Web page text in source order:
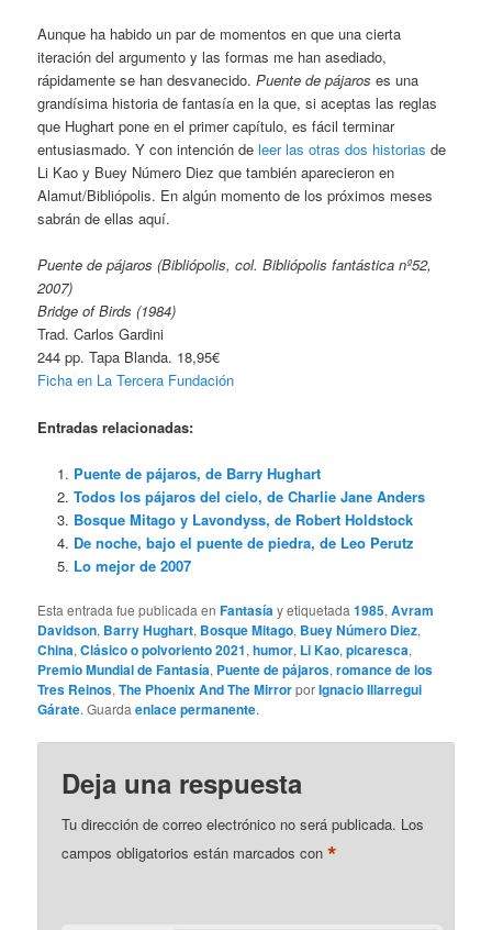
Aunque ha habido un par de momentos en que una cierta
iteración del argumento y las formas me han asediado,
rápidamente se han desvanecido.Puente de pájaros es una
grandísima historia de fantasía en la que, si aceptas las reglas
que Hughart pone en el primer capítulo, es fácil terminar
entusiasmado. Y con intención deleer las otras dos historias de
Li Kao y Buey Número Diez que también aparecieron en
Alamut/Bibliópolis. En algún momento de los próximos meses
sabrán de ellas aquí.
Puente de pájaros (Bibliópolis, col. Bibliópolis fantástica nº52,
2007)
Bridge of Birds (1984)
Trad. Carlos Gardini
244 pp. Tapa Blanda. 18,95€
Ficha en La Tercera Fundación
Entradas relacionadas:
Puente de pájaros, de Barry Hughart
Todos los pájaros del cielo, de Charlie Jane Anders
Bosque Mitago y Lavondyss, de Robert Holdstock
De noche, bajo el puente de piedra, de Leo Perutz
Lo mejor de 2007
Esta entrada fue publicada enFantasíay etiquetada1985,Avram
Davidson, Barry Hughart, Bosque Mitago, Buey Número Diez,
China,Clásico o polvoriento 2021,humor, Li Kao,picaresca,
Premio Mundial de Fantasía, Puente de pájaros,romance de los
Tres Reinos,The Phoenix And The MirrorporIgnacio Illarregui
Gárate. Guardaenlace permanente.
Deja una respuesta
Tu dirección de correo electrónico no será publicada. Los
campos obligatorios están marcados con*